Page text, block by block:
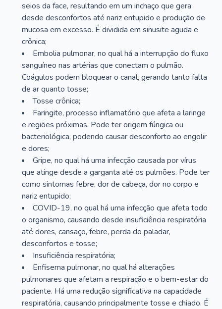
seios da face, resultando em um inchaço que gera
desde desconfortos até nariz entupido e produção de
mucosa em excesso. É dividida em sinusite aguda e
crônica;
Embolia pulmonar, no qual há a interrupção do fluxo
sanguíneo nas artérias que conectam o pulmão.
Coágulos podem bloquear o canal, gerando tanto falta
de ar quanto tosse;
Tosse crônica;
Faringite, processo inflamatório que afeta a laringe
e regiões próximas. Pode ter origem fúngica ou
bacteriológica, podendo causar desconforto ao engolir
e dores;
Gripe, no qual há uma infecção causada por vírus
que atinge desde a garganta até os pulmões. Pode ter
como sintomas febre, dor de cabeça, dor no corpo e
nariz entupido;
COVID-19, no qual há uma infecção que afeta todo
o organismo, causando desde insuficiência respiratória
até dores, cansaço, febre, perda do paladar,
desconfortos e tosse;
Insuficiência respiratória;
Enfisema pulmonar, no qual há alterações
pulmonares que afetam a respiração e o bem-estar do
paciente. Há uma redução significativa na capacidade
respiratória, causando principalmente tosse e chiado. É